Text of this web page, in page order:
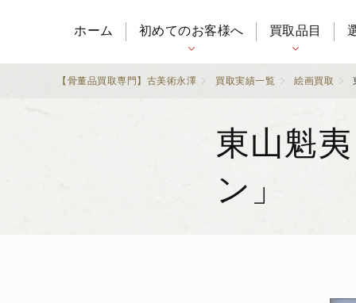
ホーム 初めてのお客様へ 買取品目
【骨董品買取専門】古美術永澤 買取実績一覧 絵画買取
東山魁
ン」